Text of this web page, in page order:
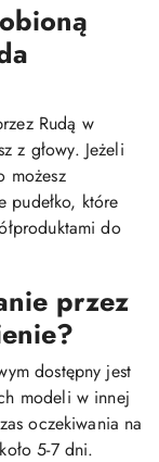
Rudą w
z głowy. Jeżeli
możesz
pudełko, które
do
przez
dostępny jest
modeli w innej
oczekiwania na
5-7 dni.